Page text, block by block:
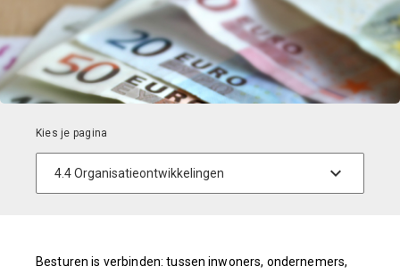
Besturen is verbinden: tussen inwoners, ondernemers,